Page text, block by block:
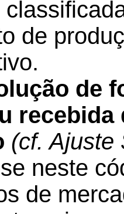
de
de
recebida
(cf. Ajuste
neste
de